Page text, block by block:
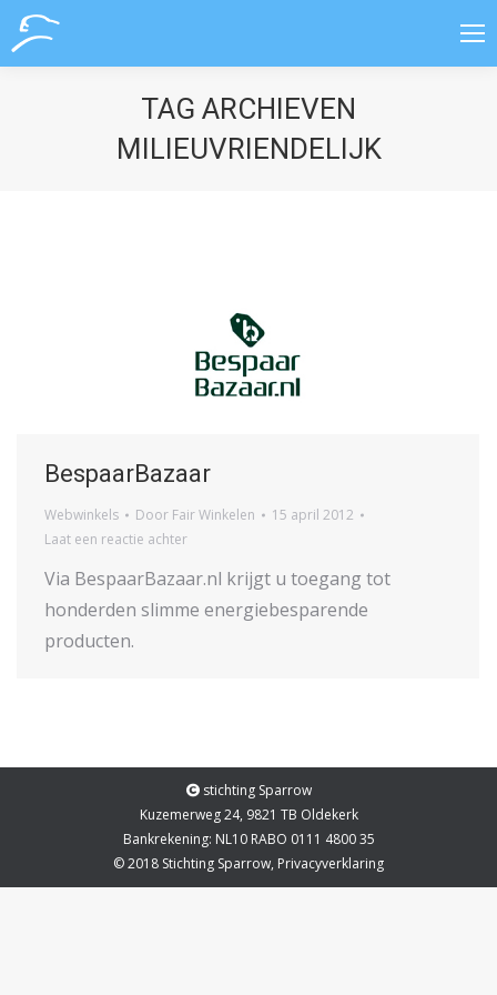
TAG ARCHIEVEN
MILIEUVRIENDELIJK
BespaarBazaar
Webwinkels Door Fair Winkelen
15 april 2012
Laat een reactie achter
Via BespaarBazaar.nl krijgt u toegang tot
honderden slimme energiebesparende
producten.
stichting Sparrow
Kuzemerweg 24, 9821 TB Oldekerk
Bankrekening: NL10 RABO 0111 4800 35
© 2018 Stichting Sparrow, Privacyverklaring